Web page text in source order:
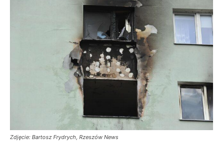
Zdjęcie: Bartosz Frydrych, Rzeszów News